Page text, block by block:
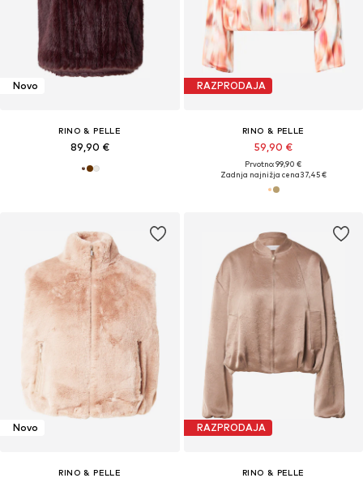
Novo
RINO & PELLE
89,90 €
RAZPRODAJA
RINO & PELLE
59,90 €
Prvotno: 99,90 €
Zadnja najnižja cena37,45 €
Novo
RINO & PELLE
RAZPRODAJA
RINO & PELLE